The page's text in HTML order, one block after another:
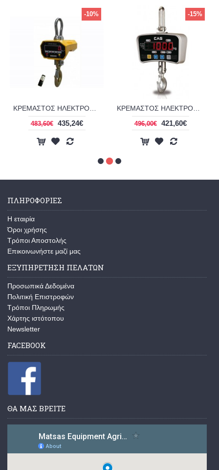
-10%
483,60€ 435,24€
-15%
496,00€ 421,60€
ΠΛΗΡΟΦΟΡΙΕΣ
H εταιρία
Όροι χρήσης
Τρόποι Αποστολής
Επικοινωνήστε μαζί μας
ΕΞΥΠΗΡΕΤΗΣΗ ΠΕΛΑΤΩΝ
Προσωπικά Δεδομένα
Πολιτική Επιστροφών
Τρόποι Πληρωμής
Χάρτης ιστότοπου
Newsletter
FACEBOOK
ΘΑ ΜΑΣ ΒΡΕΙΤΕ